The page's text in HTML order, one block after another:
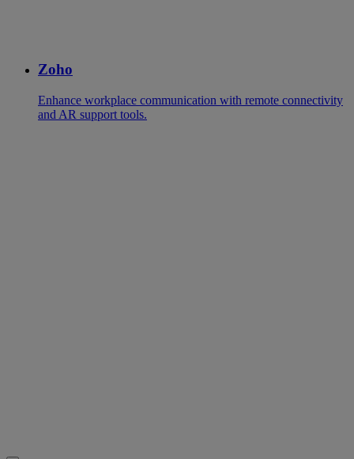
Zoho
Enhance workplace communication with remote connectivity
and AR support tools.